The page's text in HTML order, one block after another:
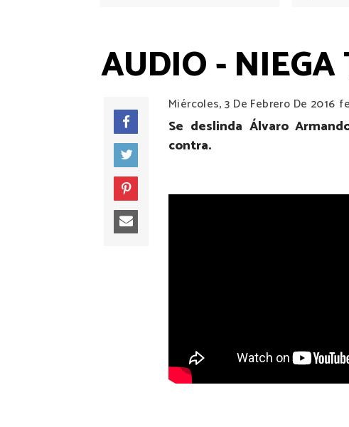
AUDIO - NIEGA
Miércoles, 3 De Febrero De 2016
Se deslinda Álvaro
contra.